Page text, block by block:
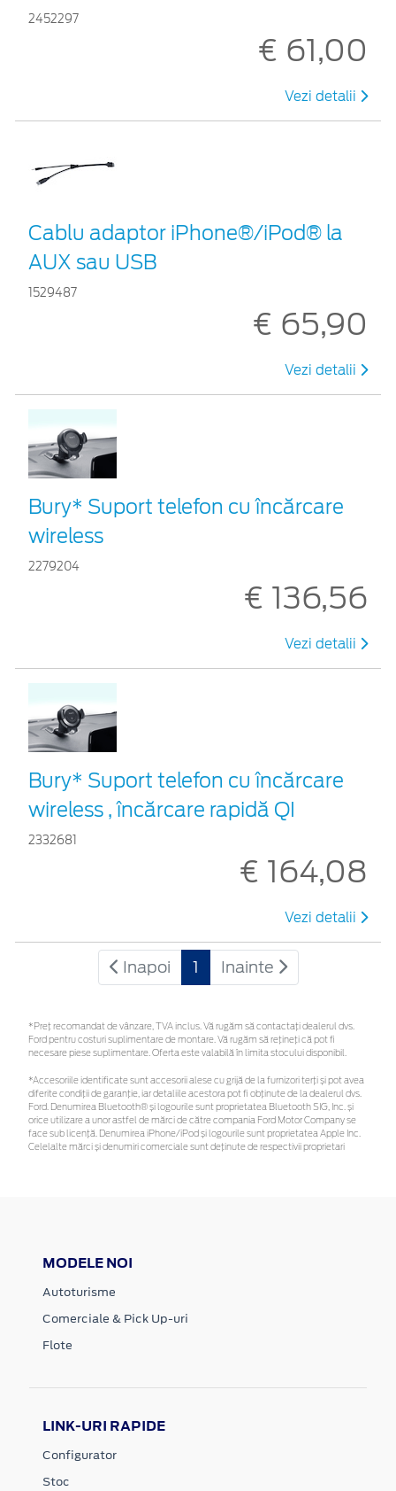
2452297
€ 61,00
Vezi detalii
Cablu adaptor iPhone®/iPod® la
AUX sau USB
1529487
€ 65,90
Vezi detalii
Bury* Suport telefon cu încărcare
wireless
2279204
€ 136,56
Vezi detalii
Bury* Suport telefon cu încărcare
wireless , încărcare rapidă QI
2332681
€ 164,08
Vezi detalii
Inapoi 1 Inainte
*Preţ recomandat de vânzare, TVA inclus. Vă rugăm să contactaţi dealerul dvs.
Ford pentru costuri suplimentare de montare. Vă rugăm să rețineți că pot fi
necesare piese suplimentare. Oferta este valabilă în limita stocului disponibil.
*Accesoriile identificate sunt accesorii alese cu grijă de la furnizori terți și pot avea
diferite condiții de garanție, iar detaliile acestora pot fi obținute de la dealerul dvs.
Ford. Denumirea Bluetooth® și logourile sunt proprietatea Bluetooth SIG, Inc. și
orice utilizare a unor astfel de mărci de către compania Ford Motor Company se
face sub licență. Denumirea iPhone/iPod și logourile sunt proprietatea Apple Inc.
Celelalte mărci și denumiri comerciale sunt deținute de respectivii proprietari
MODELE NOI
Autoturisme
Comerciale & Pick Up-uri
Flote
LINK-URI RAPIDE
Configurator
Stoc